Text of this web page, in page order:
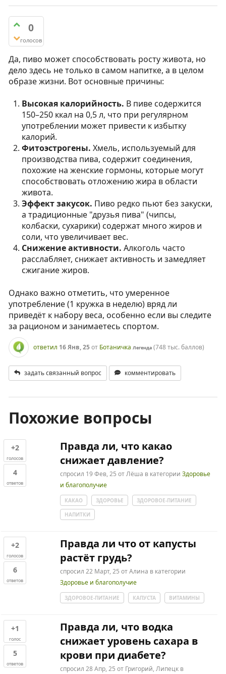
0
голосов
Да, пиво может способствовать росту живота, но
дело здесь не только в самом напитке, а в целом
образе жизни. Вот основные причины:
Высокая калорийность. В пиве содержится
150–250 ккал на 0,5 л, что при регулярном
употреблении может привести к избытку
калорий.
Фитоэстрогены. Хмель, используемый для
производства пива, содержит соединения,
похожие на женские гормоны, которые могут
способствовать отложению жира в области
живота.
Эффект закусок. Пиво редко пьют без закуски,
а традиционные "друзья пива" (чипсы,
колбаски, сухарики) содержат много жиров и
соли, что увеличивает вес.
Снижение активности. Алкоголь часто
расслабляет, снижает активность и замедляет
сжигание жиров.
Однако важно отметить, что умеренное
употребление (1 кружка в неделю) вряд ли
приведёт к набору веса, особенно если вы следите
за рационом и занимаетесь спортом.
ответил 16 Янв, 25от Ботаничка Легенда (748 тыс.баллов)
задать связанный вопрос комментировать
Похожие вопросы
+2
голосов
4
ответов
Правда ли, что какао
снижает давление?
спросил 19 Фев, 25 отЛёша в категории Здоровье
и благополучие
КАКАО ЗДОРОВЬЕ
ЗДОРОВОЕ-ПИТАНИЕ
НАПИТКИ
+2
голосов
6
ответов
Правда ли что от капусты
растёт грудь?
спросил 22 Март, 25 отАлина в категории
Здоровье и благополучие
ЗДОРОВОЕ-ПИТАНИЕ КАПУСТА ВИТАМИНЫ
+1
голос
5
ответов
Правда ли, что водка
снижает уровень сахара в
крови при диабете?
спросил 28 Апр, 25 от Григорий, Липецк в